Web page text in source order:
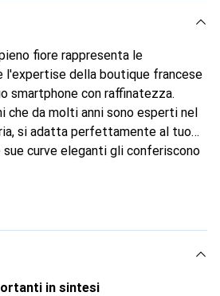
fiore rappresenta le
l'expertise della boutique francese
smartphone con raffinatezza.
che da molti anni sono esperti nel
si adatta perfettamente al tuo
curve eleganti gli conferiscono
Riconosciuto a livello
per una clientela esigente.
in sintesi